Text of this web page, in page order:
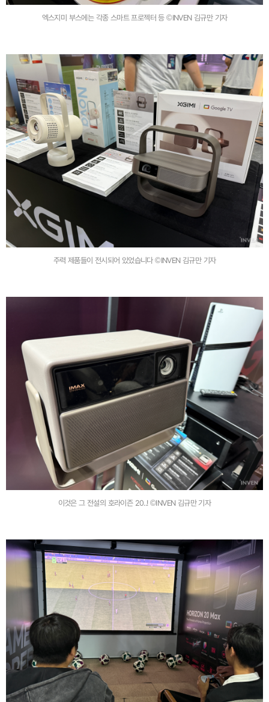
엑스지미 부스에는 각종 스마트 프로젝터 등 ©INVEN 김규만 기자
주력 제품들이 전시되어 있었습니다 ©INVEN 김규만 기자
이것은 그 전설의 호라이즌 20..! ©INVEN 김규만 기자